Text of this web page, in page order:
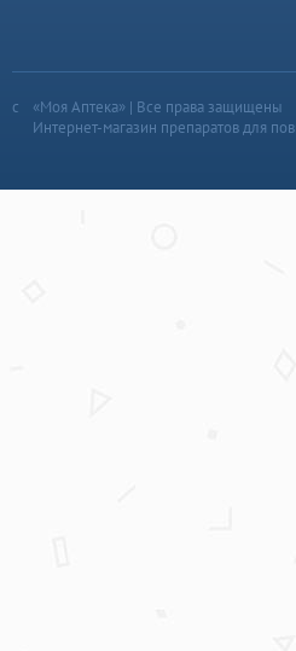
«Моя Аптека» | Все права защищены
Интернет-магазин препаратов для